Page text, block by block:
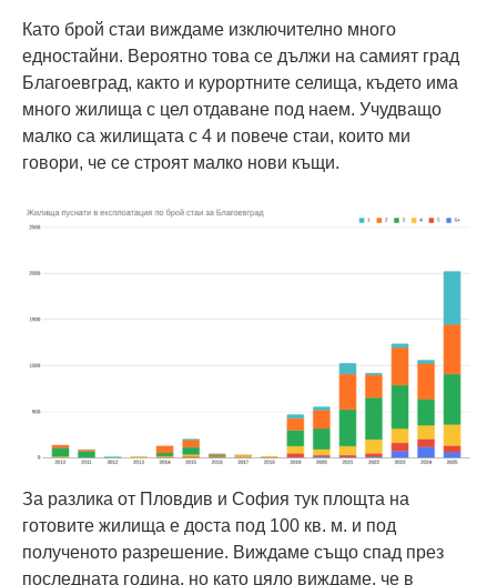
Като брой стаи виждаме изключително много
едностайни. Вероятно това се дължи на самият град
Благоевград, както и курортните селища, където има
много жилища с цел отдаване под наем. Учудващо
малко са жилищата с 4 и повече стаи, които ми
говори, че се строят малко нови къщи.
За разлика от Пловдив и София тук площта на
готовите жилища е доста под 100 кв. м. и под
полученото разрешение. Виждаме също спад през
последната година, но като цяло виждаме, че в